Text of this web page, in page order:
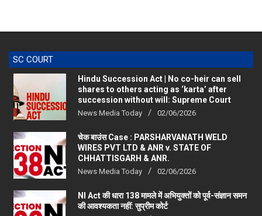
shares to others acting as ‘karta’ after
succession without will: Supreme Court
News Media Today 02/06/2026
WIRES PVT LTD & ANR v. STATE OF
CHHATTISGARH & ANR.
News Media Today 02/06/2026
की आवश्यकता नहीं: सुप्रीम कोर्ट
News Media Today 28/09/2025